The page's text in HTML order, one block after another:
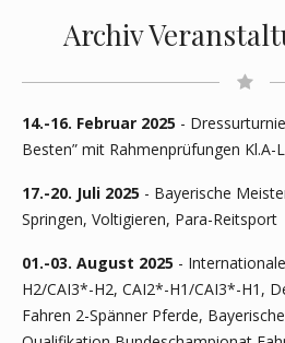
Archiv
14.-16. Februar 2025 -
Besten” mit Rahmenprüfungen Kl.A-L
17.-20. Juli 2025 - Bayerische
Springen, Voltigieren, Para-Reitsport
01.-03. August 2025 -
H2/CAI3*-H2, CAI2*-H1/CAI3*-H1,
Fahren 2-Spänner Pferde,